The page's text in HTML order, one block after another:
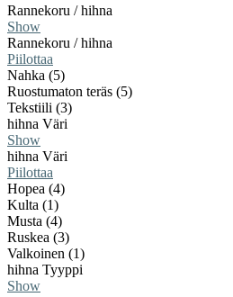
Rannekoru / hihna
Show
Rannekoru / hihna
Piilottaa
Nahka (5)
Ruostumaton teräs (5)
Tekstiili (3)
hihna Väri
Show
hihna Väri
Piilottaa
Hopea (4)
Kulta (1)
Musta (4)
Ruskea (3)
Valkoinen (1)
hihna Tyyppi
Show